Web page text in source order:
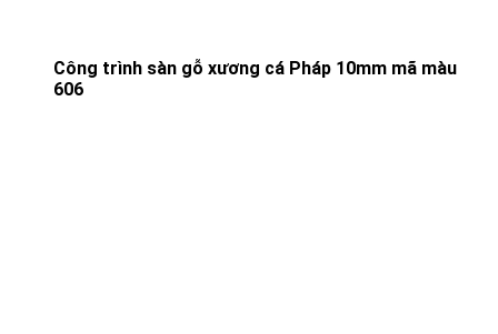
Công trình sàn gỗ xương cá Pháp 10mm mã màu
606